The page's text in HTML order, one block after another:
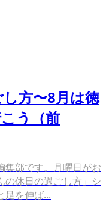
方〜8月は徳
う（前
集部です。月曜日がお
の休日の過ごし方」シ
足を伸ば...